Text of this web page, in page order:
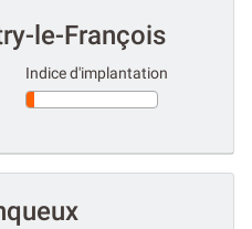
le-François
Indice d'implantation